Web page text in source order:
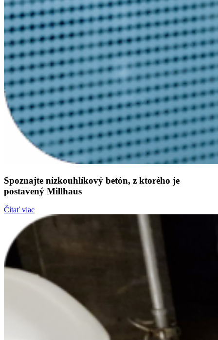
Spoznajte nízkouhlíkový betón, z ktorého je
postavený Millhaus
Čítať viac